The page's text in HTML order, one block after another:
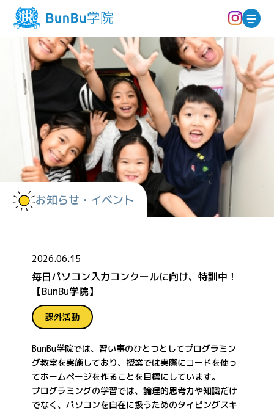
お知らせ・イベント
2026.06.15
毎日パソコン入力コンクールに向け、特訓中！
【BunBu学院】
課外活動
BunBu学院では、習い事のひとつとしてプログラミン
グ教室を実施しており、授業では実際にコードを使っ
てホームページを作ることを目標にしています。
プログラミングの学習では、論理的思考力や知識だけ
でなく、パソコンを自在に扱うためのタイピングスキ